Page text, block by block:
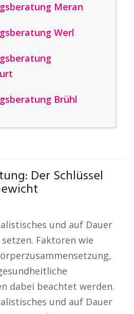
Meran
Werl
Brühl
Der Schlüssel
und auf Dauer
Faktoren wie
dabei beachtet werden.
und auf Dauer